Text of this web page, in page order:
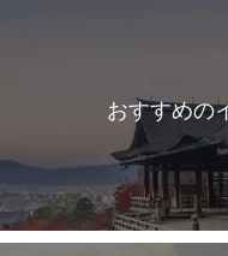
おすすめの